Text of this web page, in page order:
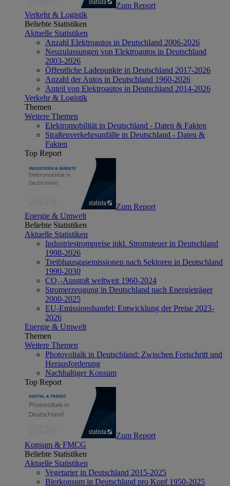
Zum Report
Verkehr & Logistik
Beliebte Statistiken
Aktuelle Statistiken
Anzahl Elektroautos in Deutschland 2006-2026
Neuzulassungen von Elektroautos in Deutschland
2003-2026
Öffentliche Ladepunkte in Deutschland 2017-2026
Anzahl der Autos in Deutschland 1960-2026
Anteil von Elektroautos in Deutschland 2014-2026
Verkehr & Logistik
Themen
Weitere Themen
Elektromobilität in Deutschland - Daten & Fakten
Straßenverkehrsunfälle in Deutschland - Daten &
Fakten
Top Report
Zum Report
Energie & Umwelt
Beliebte Statistiken
Aktuelle Statistiken
Industriestrompreise inkl. Stromsteuer in Deutschland
1998-2026
Treibhausgasemissionen nach Sektoren in Deutschland
1990-2030
CO₂-Ausstoß weltweit 1960-2024
Stromerzeugung in Deutschland nach Energieträger
2000-2025
EU-Emissionshandel: Entwicklung der Preise 2023-
2026
Energie & Umwelt
Themen
Weitere Themen
Photovoltaik in Deutschland: Zwischen Fortschritt und
Herausforderung
Nachhaltiger Konsum
Top Report
Zum Report
Konsum & FMCG
Beliebte Statistiken
Aktuelle Statistiken
Vegetarier in Deutschland 2015-2025
Bierkonsum in Deutschland pro Kopf 1950-2025